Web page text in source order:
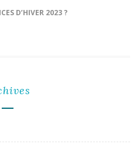
D’HIVER 2023 ?